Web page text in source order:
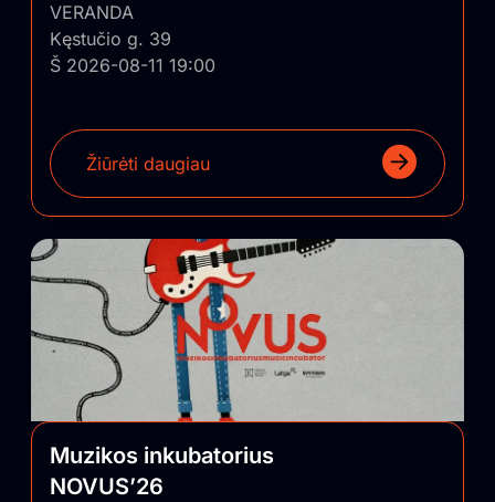
VERANDA
Kęstučio g. 39
Š 2026-08-11 19:00
Žiūrėti daugiau
Muzikos inkubatorius
NOVUS’26